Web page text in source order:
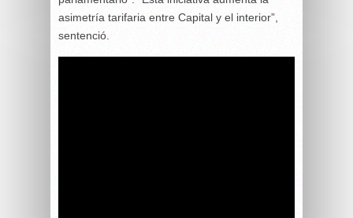
asimetría tarifaria entre Capital y el interior”,
sentenció.